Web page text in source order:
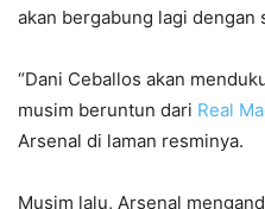
akan bergabung lagi dengan
“Dani Ceballos akan
musim beruntun dari Real
Arsenal di laman resminya.
Musim lalu, Arsenal